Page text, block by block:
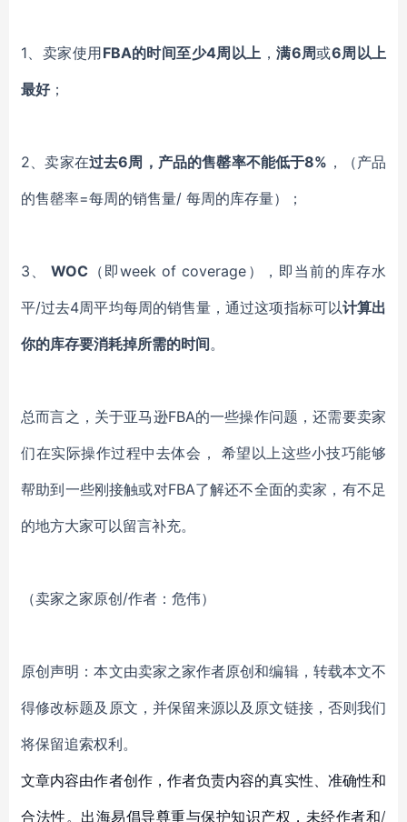
1、卖家使用FBA的时间至少4周以上 ，满6周或6周以上
最好；
2、卖家在过去6周，产品的售罄率不能低于8% ，（产品
的售罄率=每周的销售量/ 每周的库存量）；
3、 WOC （即week of coverage），即当前的库存水
平/过去4周平均每周的销售量，通过这项指标可以计算出
你的库存要消耗掉所需的时间。
总而言之，关于亚马逊FBA的一些操作问题，还需要卖家
们在实际操作过程中去体会， 希望以上这些小技巧能够
帮助到一些刚接触或对FBA了解还不全面的卖家，有不足
的地方大家可以留言补充。
（卖家之家原创/作者：危伟）
原创声明：本文由卖家之家作者原创和编辑，转载本文不
得修改标题及原文，并保留来源以及原文链接，否则我们
将保留追索权利。
文章内容由作者创作，作者负责内容的真实性、准确性和
合法性。出海易倡导尊重与保护知识产权，未经作者和/